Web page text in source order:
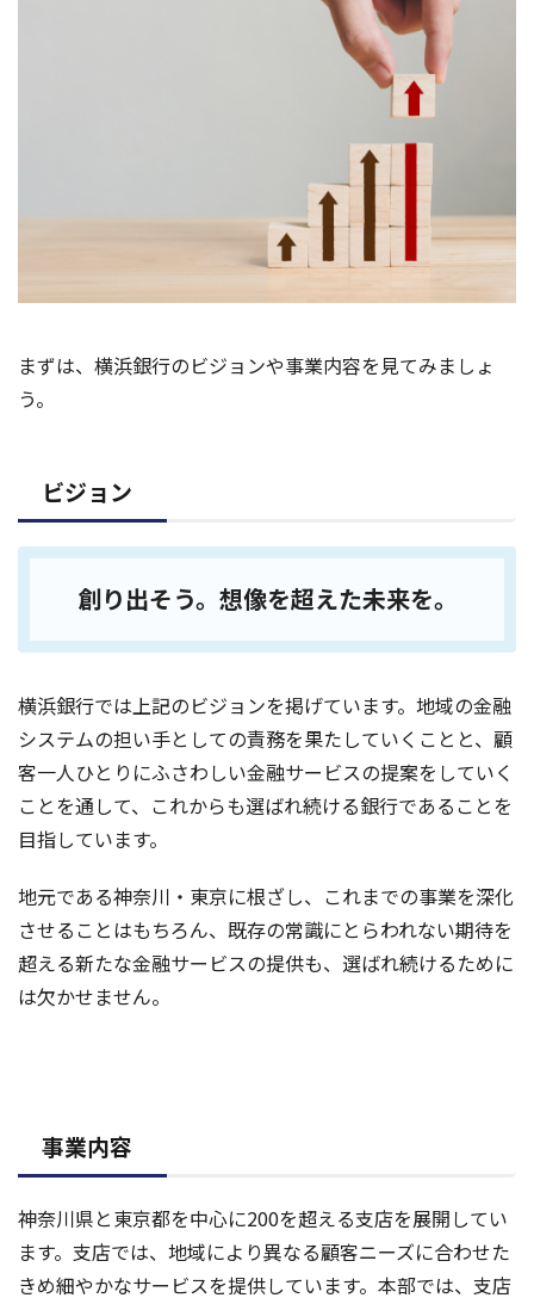
まずは、横浜銀行のビジョンや事業内容を見てみましょ
う。
ビジョン
創り出そう。想像を超えた未来を。
横浜銀行では上記のビジョンを掲げています。地域の金融
システムの担い手としての責務を果たしていくことと、顧
客一人ひとりにふさわしい金融サービスの提案をしていく
ことを通して、これからも選ばれ続ける銀行であることを
目指しています。
地元である神奈川・東京に根ざし、これまでの事業を深化
させることはもちろん、既存の常識にとらわれない期待を
超える新たな金融サービスの提供も、選ばれ続けるために
は欠かせません。
事業内容
神奈川県と東京都を中心に200を超える支店を展開してい
ます。支店では、地域により異なる顧客ニーズに合わせた
きめ細やかなサービスを提供しています。本部では、支店